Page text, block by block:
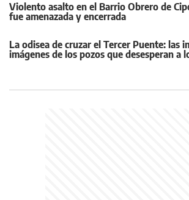
Violento asalto en el Barrio Obrero de
fue amenazada y encerrada
La odisea de cruzar el Tercer Puente: las
imágenes de los pozos que desesperan a